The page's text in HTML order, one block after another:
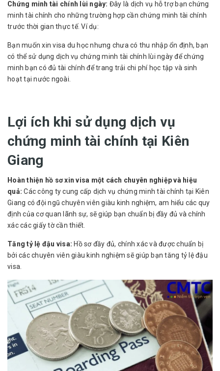
Chứng minh tài chính lùi ngày: Đây là dịch vụ hỗ trợ bạn chứng
minh tài chính cho những trường hợp cần chứng minh tài chính
trước thời gian thực tế. Ví dụ:
Bạn muốn xin visa du học nhưng chưa có thu nhập ổn định, bạn
có thể sử dụng dịch vụ chứng minh tài chính lùi ngày để chứng
minh bạn có đủ tài chính để trang trải chi phí học tập và sinh
hoạt tại nước ngoài.
Lợi ích khi sử dụng dịch vụ
chứng minh tài chính tại Kiên
Giang
Hoàn thiện hồ sơ xin visa một cách chuyên nghiệp và hiệu
quả:Các công ty cung cấp dịch vụ chứng minh tài chính tại Kiên
Giang có đội ngũ chuyên viên giàu kinh nghiệm, am hiểu các quy
định của cơ quan lãnh sự, sẽ giúp bạn chuẩn bị đầy đủ và chính
xác các giấy tờ cần thiết.
Tăng tỷ lệ đậu visa: Hồ sơ đầy đủ, chính xác và được chuẩn bị
bởi các chuyên viên giàu kinh nghiệm sẽ giúp bạn tăng tỷ lệ đậu
visa.